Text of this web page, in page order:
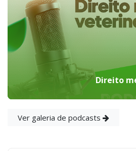
Direito
Ver galeria de podcasts